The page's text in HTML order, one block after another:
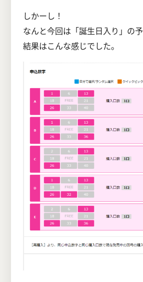
しかーし！
なんと今回は「誕生日入り」の
結果はこんな感じでした。